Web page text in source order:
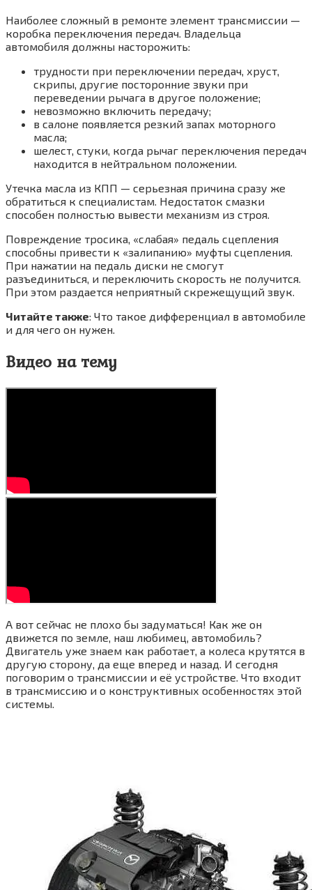
Наиболее сложный в ремонте элемент трансмиссии —
коробка переключения передач. Владельца
автомобиля должны насторожить:
трудности при переключении передач, хруст,
скрипы, другие посторонние звуки при
переведении рычага в другое положение;
невозможно включить передачу;
в салоне появляется резкий запах моторного
масла;
шелест, стуки, когда рычаг переключения передач
находится в нейтральном положении.
Утечка масла из КПП — серьезная причина сразу же
обратиться к специалистам. Недостаток смазки
способен полностью вывести механизм из строя.
Повреждение тросика, «слабая» педаль сцепления
способны привести к «залипанию» муфты сцепления.
При нажатии на педаль диски не смогут
разъединиться, и переключить скорость не получится.
При этом раздается неприятный скрежещущий звук.
Читайте также: Что такое дифференциал в автомобиле
и для чего он нужен.
Видео на тему
А вот сейчас не плохо бы задуматься! Как же он
движется по земле, наш любимец, автомобиль?
Двигатель уже знаем как работает, а колеса крутятся в
другую сторону, да еще вперед и назад. И сегодня
поговорим о трансмиссии и её устройстве. Что входит
в трансмиссию и о конструктивных особенностях этой
системы.